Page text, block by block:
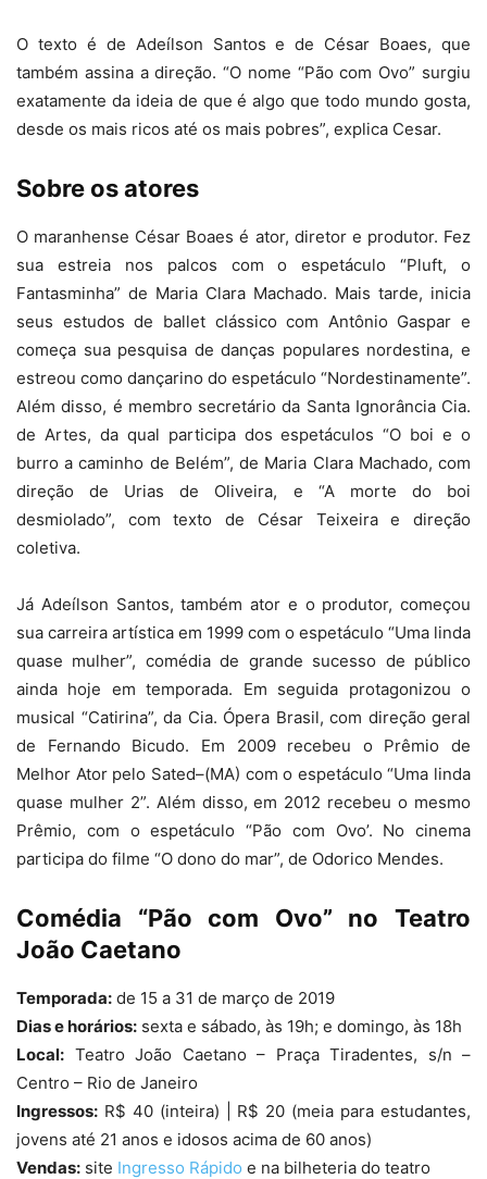
O texto é de Adeílson Santos e de César Boaes, que
também assina a direção. “O nome “Pão com Ovo” surgiu
exatamente da ideia de que é algo que todo mundo gosta,
desde os mais ricos até os mais pobres”, explica Cesar.
Sobre os atores
O maranhense César Boaes é ator, diretor e produtor. Fez
sua estreia nos palcos com o espetáculo “Pluft, o
Fantasminha” de Maria Clara Machado. Mais tarde, inicia
seus estudos de ballet clássico com Antônio Gaspar e
começa sua pesquisa de danças populares nordestina, e
estreou como dançarino do espetáculo “Nordestinamente”.
Além disso, é membro secretário da Santa Ignorância Cia.
de Artes, da qual participa dos espetáculos “O boi e o
burro a caminho de Belém”, de Maria Clara Machado, com
direção de Urias de Oliveira, e “A morte do boi
desmiolado”, com texto de César Teixeira e direção
coletiva.
Já Adeílson Santos, também ator e o produtor, começou
sua carreira artística em 1999 com o espetáculo “Uma linda
quase mulher”, comédia de grande sucesso de público
ainda hoje em temporada. Em seguida protagonizou o
musical “Catirina”, da Cia. Ópera Brasil, com direção geral
de Fernando Bicudo. Em 2009 recebeu o Prêmio de
Melhor Ator pelo Sated–(MA) com o espetáculo “Uma linda
quase mulher 2”. Além disso, em 2012 recebeu o mesmo
Prêmio, com o espetáculo “Pão com Ovo’. No cinema
participa do filme “O dono do mar”, de Odorico Mendes.
Comédia “Pão com Ovo” no Teatro
João Caetano
Temporada: de 15 a 31 de março de 2019
Dias e horários: sexta e sábado, às 19h; e domingo, às 18h
Local: Teatro João Caetano – Praça Tiradentes, s/n –
Centro – Rio de Janeiro
Ingressos: R$ 40 (inteira) | R$ 20 (meia para estudantes,
jovens até 21 anos e idosos acima de 60 anos)
Vendas: site Ingresso Rápido e na bilheteria do teatro